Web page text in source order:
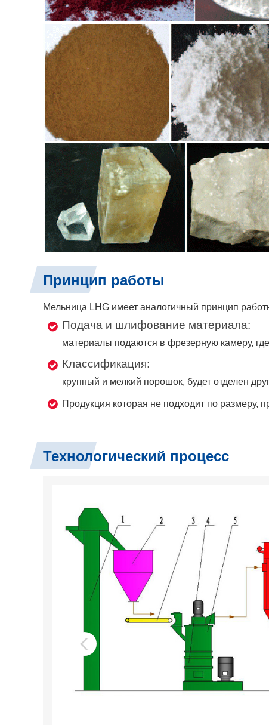
Принцип работы
Мельница LHG имеет аналогичный принцип
Подача и шлифование материала:
материалы подаются в фрезерную камеру,
Классификация:
крупный и мелкий порошок, будет отделен
Продукция которая не подходит по размеру,
Технологический процесс